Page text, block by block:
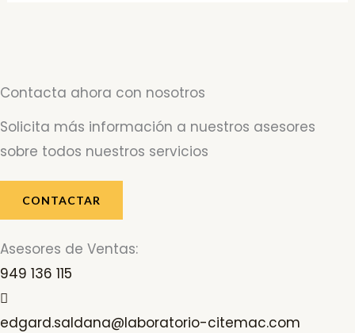
Contacta ahora con nosotros
Solicita más información a nuestros asesores
sobre todos nuestros servicios
CONTACTAR
Asesores de Ventas:
949 136 115
edgard.saldana@laboratorio-citemac.com